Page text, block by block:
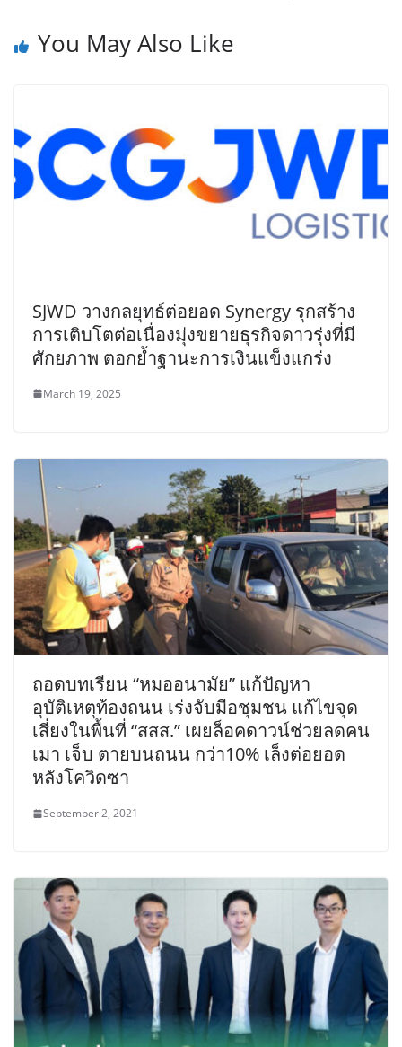
You May Also Like
SJWD วางกลยุทธ์ต่อยอด Synergy รุกสร้าง
การเติบโตต่อเนื่องมุ่งขยายธุรกิจดาวรุ่งที่มี
ศักยภาพ ตอกย้ำฐานะการเงินแข็งแกร่ง
March 19, 2025
ถอดบทเรียน “หมออนามัย” แก้ปัญหา
อุบัติเหตุท้องถนน เร่งจับมือชุมชน แก้ไขจุด
เสี่ยงในพื้นที่ “สสส.” เผยล็อคดาวน์ช่วยลดคน
เมา เจ็บ ตายบนถนน กว่า10% เล็งต่อยอด
หลังโควิดซา
September 2, 2021